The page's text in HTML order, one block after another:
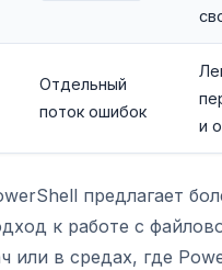
Отдельный
поток ошибок
и
предлагает
к работе с
или в средах, где